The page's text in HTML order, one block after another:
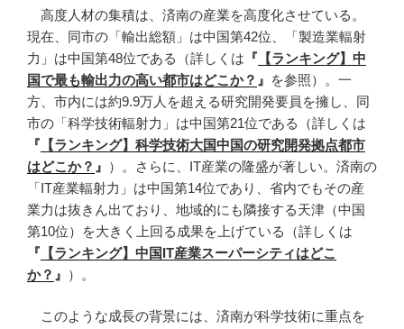
高度人材の集積は、済南の産業を高度化させている。
現在、同市の「輸出総額」は中国第42位、「製造業輻射
力」は中国第48位である（詳しくは 『 【ランキング】中
国で最も輸出力の高い都市はどこか？ 』 を参照）。一
方、市内には約9.9万人を超える研究開発要員を擁し、同
市の「科学技術輻射力」は中国第21位である（詳しくは
『 【ランキング】科学技術大国中国の研究開発拠点都市
はどこか？ 』 ）。さらに、IT産業の隆盛が著しい。済南の
「IT産業輻射力」は中国第14位であり、省内でもその産
業力は抜きん出ており、地域的にも隣接する天津（中国
第10位）を大きく上回る成果を上げている（詳しくは
『 【ランキング】中国IT産業スーパーシティはどこ
か？ 』 ）。
このような成長の背景には、済南が科学技術に重点を